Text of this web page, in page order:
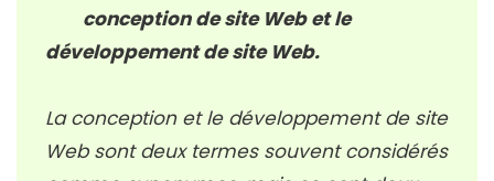
conception de site Web et le
développement de site Web.
La conception et le développement de site
Web sont deux termes souvent considérés